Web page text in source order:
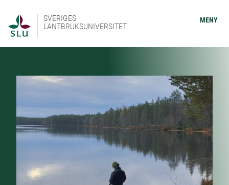
SVERIGES
LANTBRUKSUNIVERSITET
MENY